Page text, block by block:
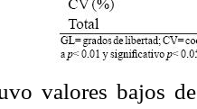
valores bajos